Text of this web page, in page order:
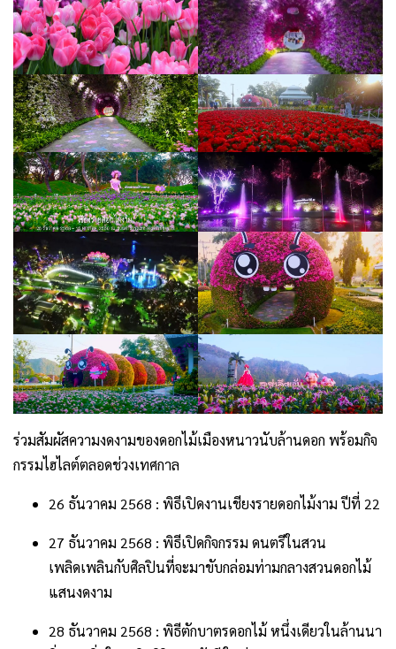
ร่วมสัมผัสความงดงามของดอกไม้เมืองหนาวนับล้านดอก พร้อมกิจ
กรรมไฮไลต์ตลอดช่วงเทศกาล
26 ธันวาคม 2568 : พิธีเปิดงานเชียงรายดอกไม้งาม ปีที่ 22
27 ธันวาคม 2568 : พิธีเปิดกิจกรรม ดนตรีในสวน
เพลิดเพลินกับศิลปินที่จะมาขับกล่อมท่ามกลางสวนดอกไม้
แสนงดงาม
28 ธันวาคม 2568 : พิธีตักบาตรดอกไม้ หนึ่งเดียวในล้านนา